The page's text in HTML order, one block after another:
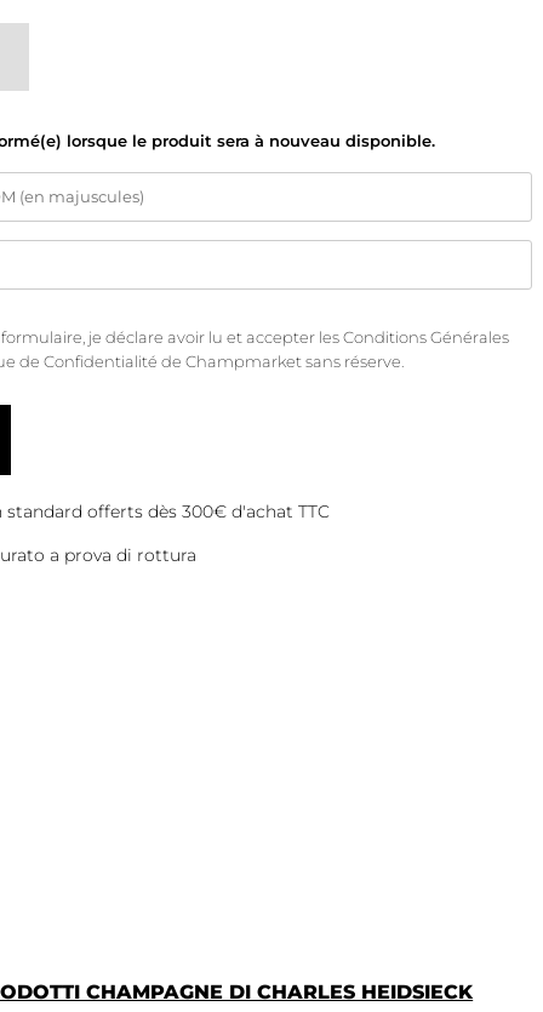
lorsque le produit sera à nouveau disponible.
je déclare avoir lu et accepter lesConditions Générales
de Confidentialitéde Champmarket sans réserve.
offerts dès 300€ d'achat TTC
a prova di rottura
CHAMPAGNE DI CHARLES HEIDSIECK